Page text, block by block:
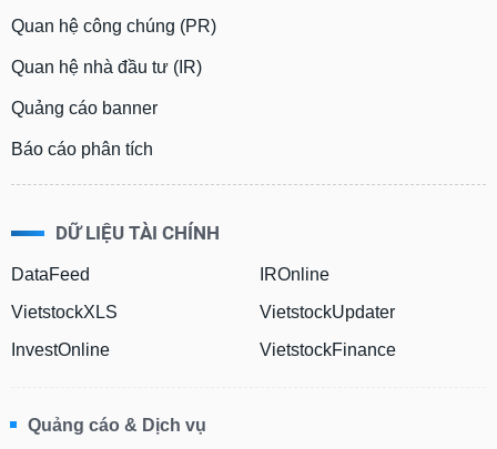
Quan hệ công chúng (PR)
Quan hệ nhà đầu tư (IR)
Quảng cáo banner
Báo cáo phân tích
DỮ LIỆU TÀI CHÍNH
DataFeed
VietstockXLS
InvestOnline
IROnline
VietstockUpdater
VietstockFinance
Quảng cáo & Dịch vụ